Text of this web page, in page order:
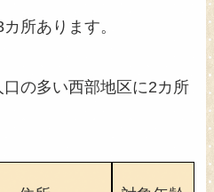
所あります。
の多い西部地区に2カ所